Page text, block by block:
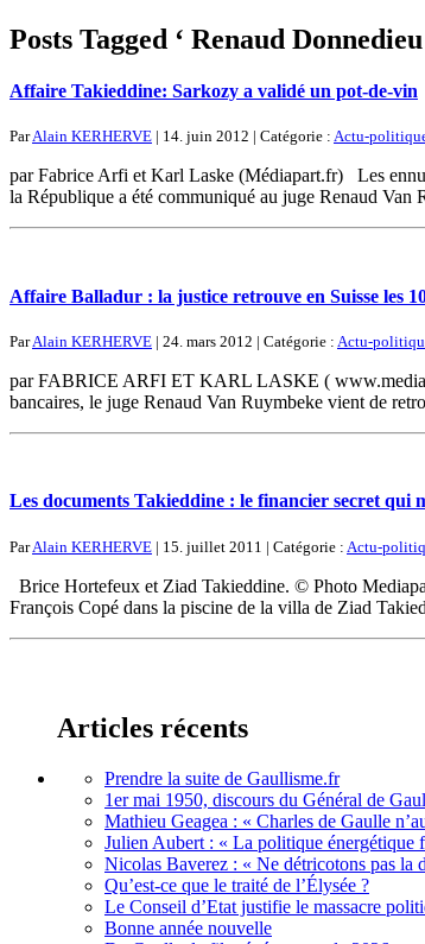
Posts Tagged ‘ Renaud
Affaire Takieddine: Sarkozy a validé un pot-de-vin
ParAlain KERHERVE | 14. juin 2012 | Catégorie : Actu-
par Fabrice Arfi et Karl Laske (Médiapart.fr) Les
la République a été communiqué au juge Renaud Van
Affaire Balladur : la justice retrouve en Suisse les
ParAlain KERHERVE | 24. mars 2012 | Catégorie : Actu-
par FABRICE ARFI ET KARL LASKE (
bancaires, le juge Renaud Van Ruymbeke vient de
Les documents Takieddine : le financier secret qui
ParAlain KERHERVE | 15. juillet 2011 | Catégorie : Actu-
Brice Hortefeux et Ziad Takieddine. © Photo
François Copé dans la piscine de la villa de Ziad
Articles récents
Prendre la suite de Gaullisme.fr
1er mai 1950, discours du Général de
Mathieu Geagea : « Charles de Gaulle
Julien Aubert : « La politique énergétique
Nicolas Baverez : « Ne détricotons pas la
Qu’est-ce que le traité de l’Élysée ?
Le Conseil d’Etat justifie le massacre
Bonne année nouvelle